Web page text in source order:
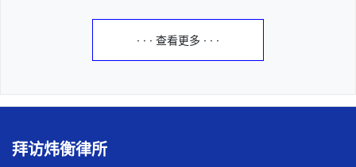
· · · 查看更多 · · ·
拜访炜衡律所